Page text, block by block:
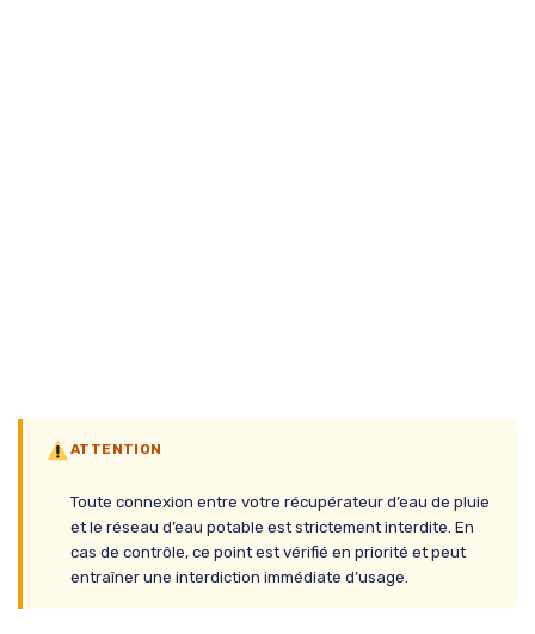
ATTENTION
Toute connexion entre votre récupérateur d’eau de pluie
et le réseau d’eau potable est strictement interdite. En
cas de contrôle, ce point est vérifié en priorité et peut
entraîner une interdiction immédiate d’usage.